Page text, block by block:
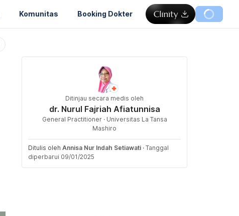
Komunitas Booking Dokter
Ditinjau secara medis oleh
dr. Nurul Fajriah Afiatunnisa
General Practitioner · Universitas La Tansa
Mashiro
Ditulis oleh Annisa Nur Indah Setiawati · Tanggal
diperbarui 09/01/2025